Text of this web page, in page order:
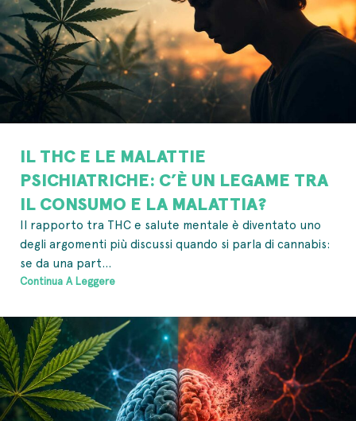
IL THC E LE MALATTIE
PSICHIATRICHE: C’È UN LEGAME TRA
IL CONSUMO E LA MALATTIA?
Il rapporto tra THC e salute mentale è diventato uno
degli argomenti più discussi quando si parla di cannabis:
se da una part...
Continua A Leggere